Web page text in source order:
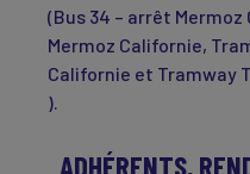
(Bus 34 – arrêt
Mermoz Californie,
Californie et Tramway
).
ADHÉRENTS,